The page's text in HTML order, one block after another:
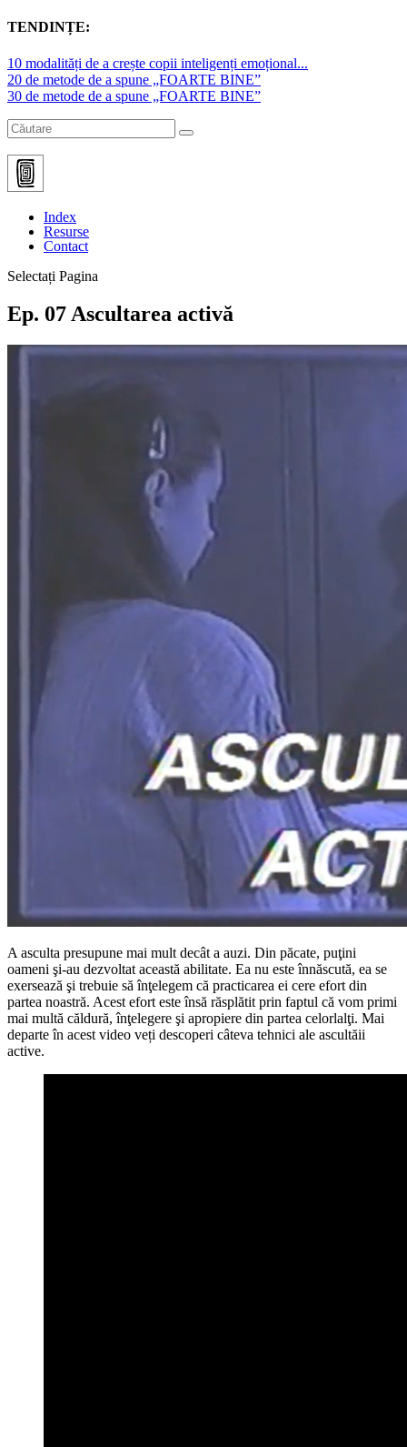
TENDINȚE:
10 modalități de a crește copii inteligenți emoțional...
20 de metode de a spune „FOARTE BINE”
30 de metode de a spune „FOARTE BINE”
Index
Resurse
Contact
Selectați Pagina
Ep. 07 Ascultarea activă
A asculta presupune mai mult decât a auzi. Din păcate, puţini
oameni şi-au dezvoltat această abilitate. Ea nu este înnăscută, ea se
exersează şi trebuie să înţelegem că practicarea ei cere efort din
partea noastră. Acest efort este însă răsplătit prin faptul că vom primi
mai multă căldură, înţelegere şi apropiere din partea celorlalţi. Mai
departe în acest video veți descoperi câteva tehnici ale ascultăii
active.